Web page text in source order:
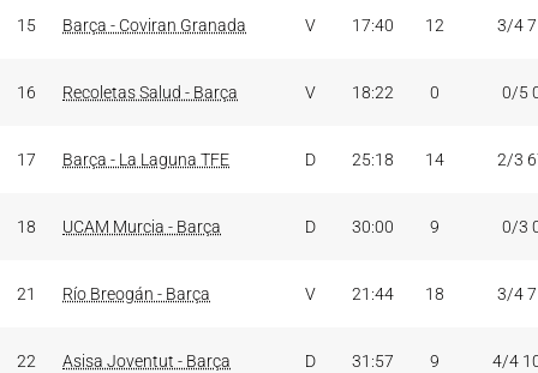
15 Barça - Coviran Granada V 17:40 12 3/4
16 Recoletas Salud - Barça V 18:22 0 0/5
17 Barça - La Laguna TFE D 25:18 14 2/3
18 UCAM Murcia - Barça D 30:00 9 0/3
21 Río Breogán - Barça V 21:44 18 3/4
22 Asisa Joventut - Barça D 31:57 9 4/4